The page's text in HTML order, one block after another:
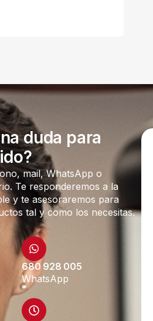
duda para
mail, WhatsApp o
Te responderemos a la
y te asesoraremos para
tal y como los necesitas.
680 928 005
WhatsApp